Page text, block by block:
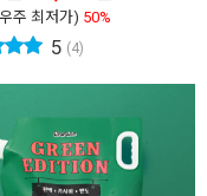
주 최저가) 50%
5 (4)